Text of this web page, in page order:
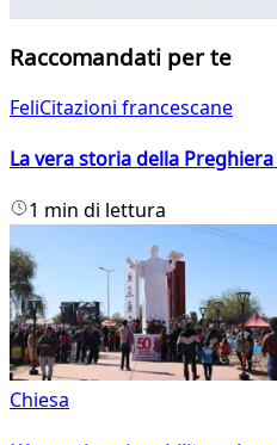
Raccomandati per te
FeliCitazioni francescane
La vera storia della
1 min di lettura
Chiesa